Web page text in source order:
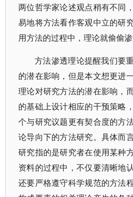
两位哲学家论述观点稍有不同
易地将方法看作客观中立的研
用方法的过程中，理论就偷偷渗
方法渗透理论提醒我们要
的潜在影响，但是本文想更进
理论对研究方法的潜在影响，
的基础上设计相应的干预策略
个与研究议题更有契合度的方
论导向下的方法研究。具体而
研究指的是研究者在使用某种
资料的过程中，不仅要清晰地
还要严格遵守科学规范的方法